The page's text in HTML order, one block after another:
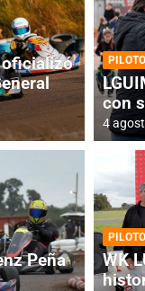
RMC BUENOS AIRES
Cerró
oficializó
Peña
con
4
WK